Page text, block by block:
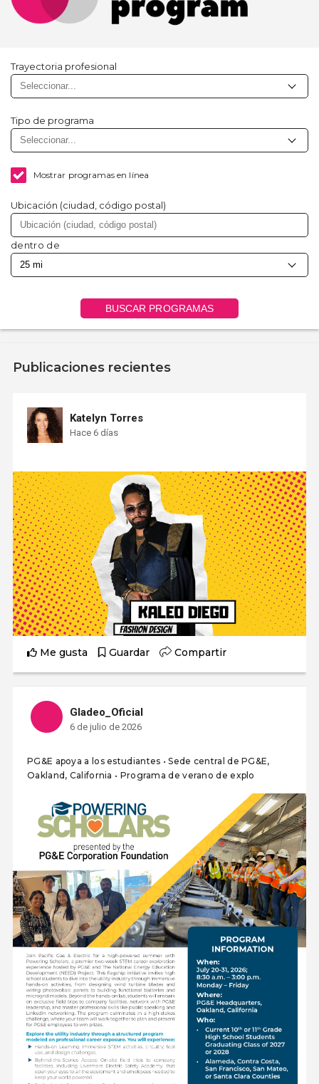
Trayectoria profesional
Tipo de programa
Mostrar programas en línea
Ubicación (ciudad, código postal)
dentro de
BUSCAR PROGRAMAS
Publicaciones recientes
Katelyn Torres
Hace 6 días
Me gusta Guardar Compartir
Gladeo_Oficial
6 de julio de 2026
PG&E apoya a los estudiantes • Sede central de PG&E,
Oakland, California • Programa de verano de explo